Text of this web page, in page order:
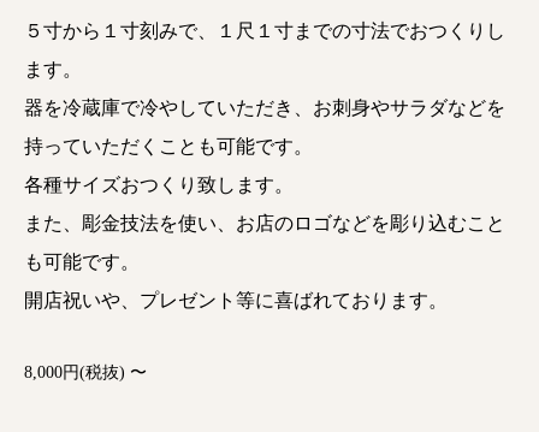
５寸から１寸刻みで、１尺１寸までの寸法でおつくりし
ます。
器を冷蔵庫で冷やしていただき、お刺身やサラダなどを
持っていただくことも可能です。
各種サイズおつくり致します。
また、彫金技法を使い、お店のロゴなどを彫り込むこと
も可能です。
開店祝いや、プレゼント等に喜ばれております。
8,000円(税抜) 〜